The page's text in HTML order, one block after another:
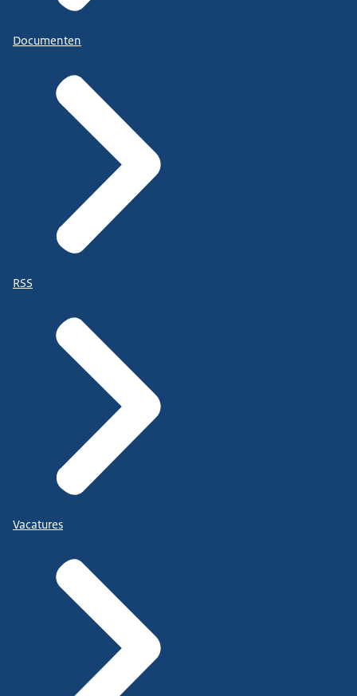
Documenten
RSS
Vacatures